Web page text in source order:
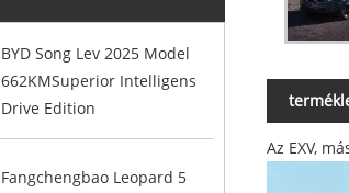
BYD Song Lev 2025 Model
662KMSuperior Intelligens
Drive Edition
Fangchengbao Leopard 5
Az EXV,